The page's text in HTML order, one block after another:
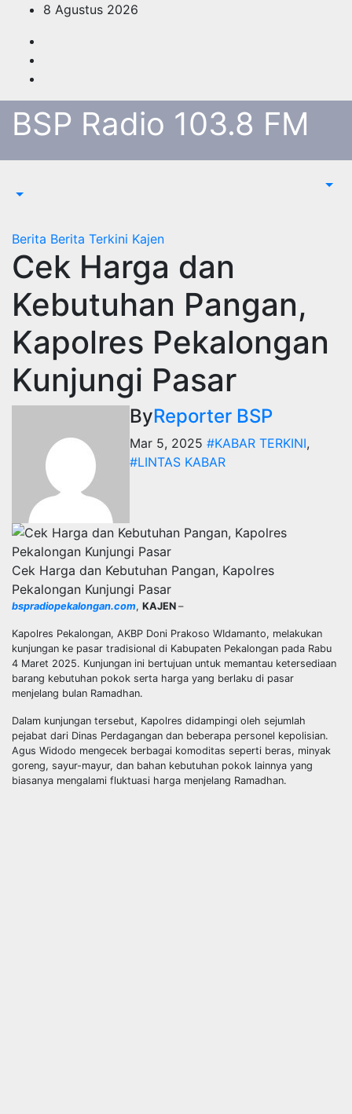
content
8 Agustus 2026
BSP Radio 103.8 FM
Berita Berita Terkini Kajen
Cek Harga dan
Kebutuhan Pangan,
Kapolres Pekalongan
Kunjungi Pasar
ByReporter BSP
Mar 5, 2025 #KABAR TERKINI,
#LINTAS KABAR
Cek Harga dan Kebutuhan Pangan, Kapolres
Pekalongan Kunjungi Pasar
bspradiopekalongan.com, KAJEN –
Kapolres Pekalongan, AKBP Doni Prakoso WIdamanto, melakukan
kunjungan ke pasar tradisional di Kabupaten Pekalongan pada Rabu
4 Maret 2025. Kunjungan ini bertujuan untuk memantau ketersediaan
barang kebutuhan pokok serta harga yang berlaku di pasar
menjelang bulan Ramadhan.
Dalam kunjungan tersebut, Kapolres didampingi oleh sejumlah
pejabat dari Dinas Perdagangan dan beberapa personel kepolisian.
Agus Widodo mengecek berbagai komoditas seperti beras, minyak
goreng, sayur-mayur, dan bahan kebutuhan pokok lainnya yang
biasanya mengalami fluktuasi harga menjelang Ramadhan.